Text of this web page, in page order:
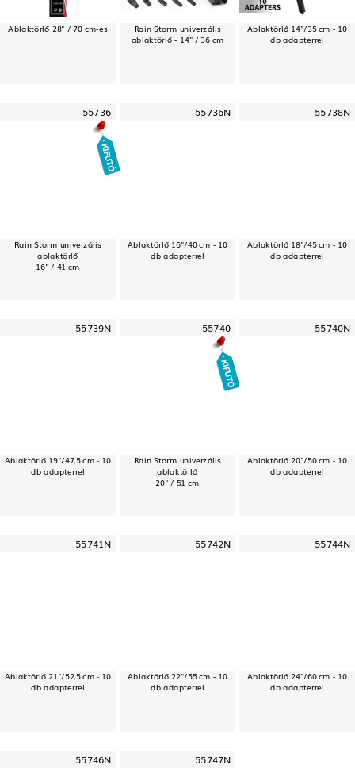
Ablaktörlő 28" / 70 cm-es Rain Storm univerzális
ablaktörlő - 14" / 36 cm
Ablaktörlő 14"/35 cm - 10
db adapterrel
55736
Rain Storm univerzális
ablaktörlő
16" / 41 cm
55736N
Ablaktörlő 16"/40 cm - 10
db adapterrel
55738N
Ablaktörlő 18"/45 cm - 10
db adapterrel
55739N
Ablaktörlő 19"/47,5 cm - 10
db adapterrel
55740
Rain Storm univerzális
ablaktörlő
20" / 51 cm
55740N
Ablaktörlő 20"/50 cm - 10
db adapterrel
55741N
Ablaktörlő 21"/52,5 cm - 10
db adapterrel
55742N
Ablaktörlő 22"/55 cm - 10
db adapterrel
55744N
Ablaktörlő 24"/60 cm - 10
db adapterrel
55746N 55747N